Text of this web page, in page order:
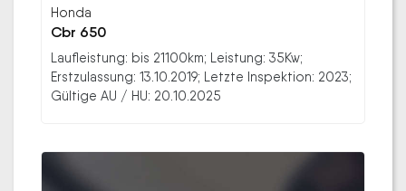
Honda
Cbr 650
Laufleistung: bis 21100km; Leistung: 35Kw;
Erstzulassung: 13.10.2019; Letzte Inspektion: 2023;
Gültige AU / HU: 20.10.2025